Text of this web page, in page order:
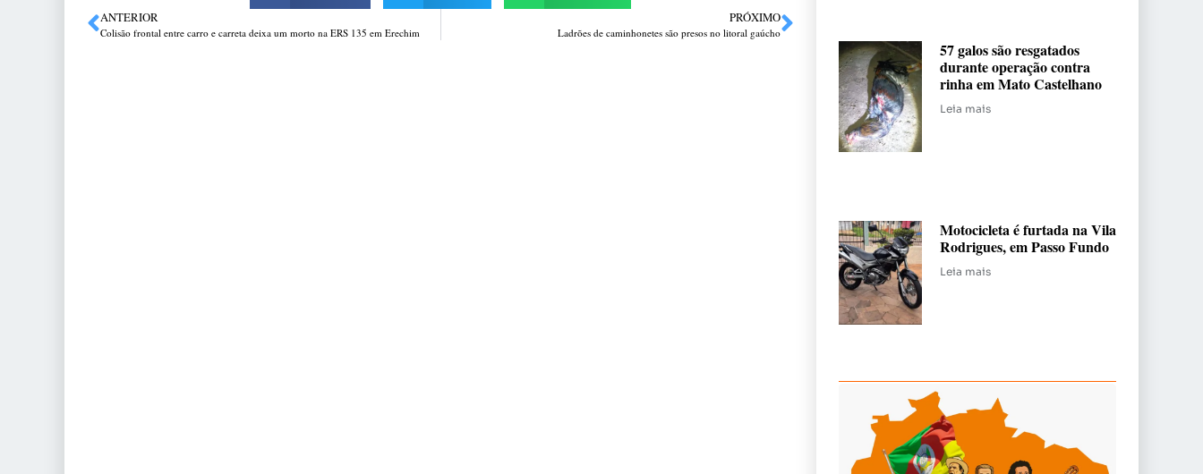
ANTERIOR
Colisão frontal entre carro e carreta deixa um morto na ERS 135 em Erechim
PRÓXIMO
Ladrões de caminhonetes são presos no litoral gaúcho
57 galos são resgatados
durante operação contra
rinha em Mato Castelhano
Leia mais
Motocicleta é furtada na Vila
Rodrigues, em Passo Fundo
Leia mais